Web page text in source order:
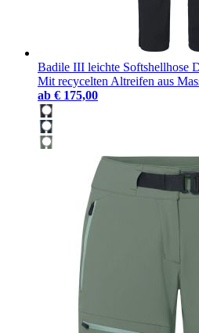
Badile III leichte Softshellhose
Mit recycelten Altreifen aus
ab € 175,00